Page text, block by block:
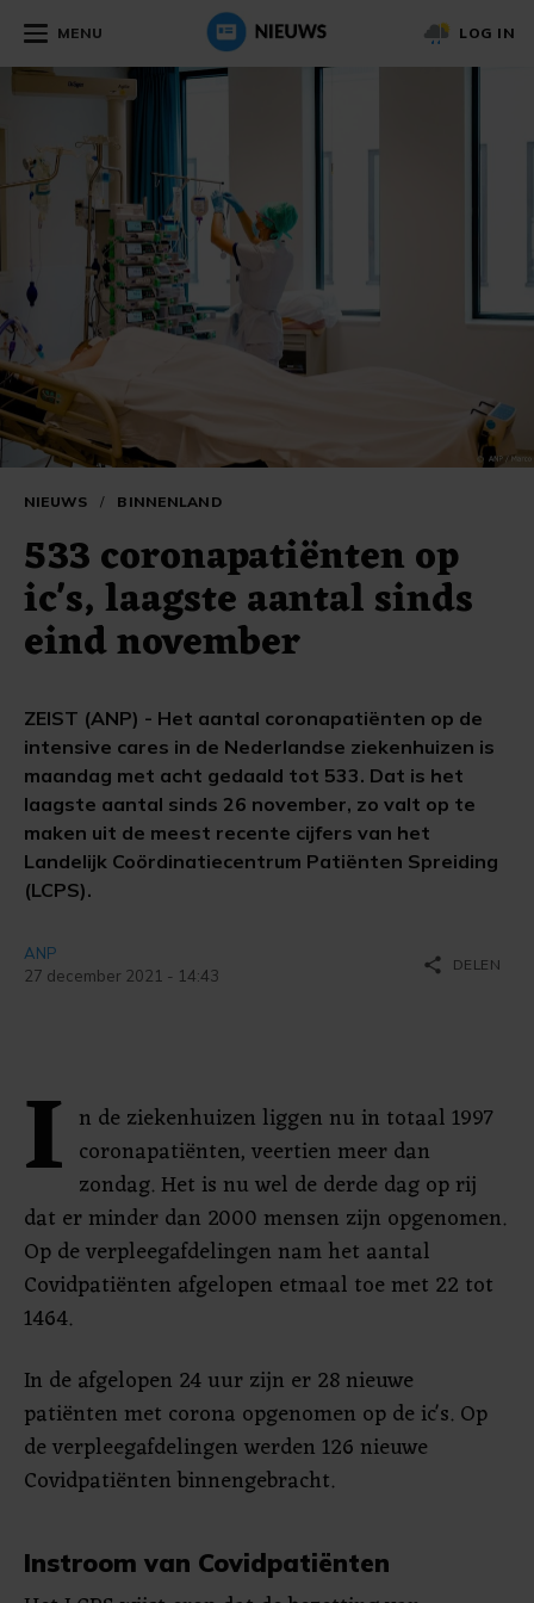
MENU LOG IN
NIEUWS / BINNENLAND
533 coronapatiënten op
ic's, laagste aantal sinds
eind november
ZEIST (ANP) - Het aantal coronapatiënten op de
intensive cares in de Nederlandse ziekenhuizen is
maandag met acht gedaald tot 533. Dat is het
laagste aantal sinds 26 november, zo valt op te
maken uit de meest recente cijfers van het
Landelijk Coördinatiecentrum Patiënten Spreiding
(LCPS).
ANP
27 december 2021 - 14:43
share DELEN
I n de ziekenhuizen liggen nu in totaal 1997
coronapatiënten, veertien meer dan
zondag. Het is nu wel de derde dag op rij
dat er minder dan 2000 mensen zijn opgenomen.
Op de verpleegafdelingen nam het aantal
Covidpatiënten afgelopen etmaal toe met 22 tot
1464.
In de afgelopen 24 uur zijn er 28 nieuwe
patiënten met corona opgenomen op de ic's. Op
de verpleegafdelingen werden 126 nieuwe
Covidpatiënten binnengebracht.
Instroom van Covidpatiënten